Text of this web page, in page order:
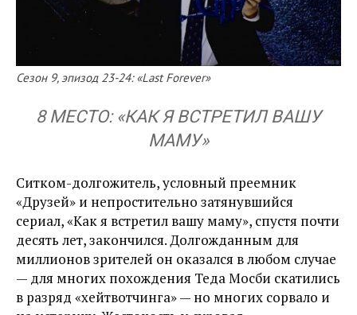
Сезон 9, эпизод 23-24: «Last Forever»
8 МЕСТО: «КАК Я ВСТРЕТИЛ ВАШУ
МАМУ»
Ситком-долгожитель, условный преемник
«Друзей» и непростительно затянувшийся
сериал, «Как я встретил вашу маму», спустя почти
десять лет, закончился. Долгожданным для
миллионов зрителей он оказался в любом случае
— для многих похождения Теда Мосби скатились
в разряд «хейтвотчинга» — но многих сорвало и